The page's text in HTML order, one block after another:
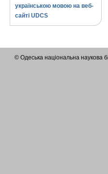
українською мовою на веб-
сайті UDCS
© Одеська національна наукова